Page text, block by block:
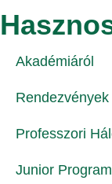
Akadémiáról
Rendezvények
Professzori
Junior Program